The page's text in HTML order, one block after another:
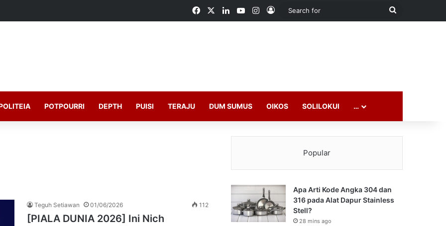
FacebookLinkedInYouTubeInstagram
Log In
Search
POTPOURRI DEPTH PUISI TERAJU DUM SUMUS OIKOS SOLILOKUI …
Teguh Setiawan 01/06/2026 112
[PIALA DUNIA 2026] Ini Nich
Popular
Apa Arti Kode Angka 304 dan
316 pada Alat Dapur Stainless
Stell?
28 mins ago